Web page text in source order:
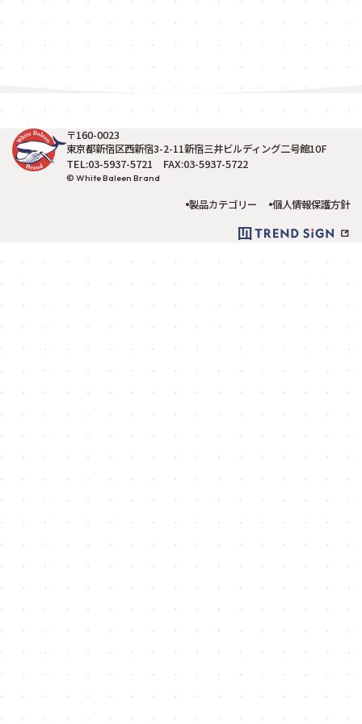
〒160-0023
東京都新宿区西新宿3-2-11新宿三井ビルディング二号館10F
TEL:03-5937-5721 FAX:03-5937-5722
© White Baleen Brand
製品カテゴリー 個人情報保護方針